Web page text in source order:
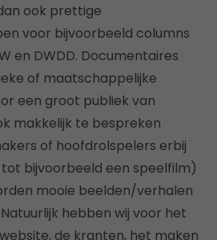
ook prettige
voor bijvoorbeeld columns
en DWDD. Documentaires
of maatschappelijke
een groot publiek van
makkelijk te bespreken
of hoofdrolspelers erbij
bijvoorbeeld een speelfilm)
mooie beelden/verhalen
hebben wij voor het
de kranten, het maken